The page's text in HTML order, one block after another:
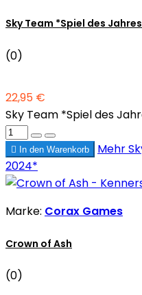
Sky Team *Spiel des
(0)
22,95 €
Sky Team *Spiel des
 In den Warenkorb Mehr
2024*
Marke: Corax Games
Crown of Ash
(0)